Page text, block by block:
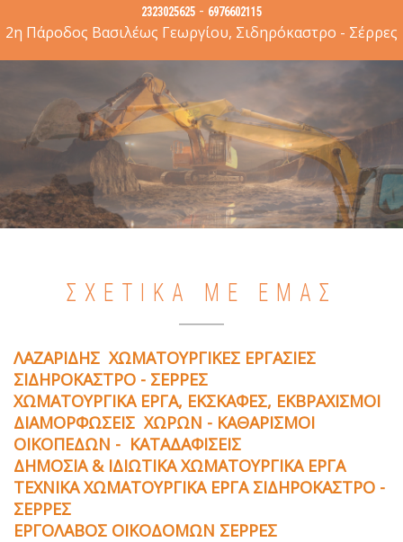
2323025625 - 6976602115
2η Πάροδος Βασιλέως Γεωργίου, Σιδηρόκαστρο - Σέρρες
ΣΧΕΤΙΚΑ ΜΕ ΕΜΑΣ
ΛΑΖΑΡΙΔΗΣ ΧΩΜΑΤΟΥΡΓΙΚΕΣ ΕΡΓΑΣΙΕΣ
ΣΙΔΗΡΟΚΑΣΤΡΟ - ΣΕΡΡΕΣ
ΧΩΜΑΤΟΥΡΓΙΚΑ ΕΡΓΑ, ΕΚΣΚΑΦΕΣ, ΕΚΒΡΑΧΙΣΜΟΙ
ΔΙΑΜΟΡΦΩΣΕΙΣ ΧΩΡΩΝ - ΚΑΘΑΡΙΣΜΟΙ
ΟΙΚΟΠΕΔΩΝ - ΚΑΤΑΔΑΦΙΣΕΙΣ
ΔΗΜΟΣΙΑ & ΙΔΙΩΤΙΚΑ ΧΩΜΑΤΟΥΡΓΙΚΑ ΕΡΓΑ
ΤΕΧΝΙΚΑ ΧΩΜΑΤΟΥΡΓΙΚΑ ΕΡΓΑ ΣΙΔΗΡΟΚΑΣΤΡΟ -
ΣΕΡΡΕΣ
ΕΡΓΟΛΑΒΟΣ ΟΙΚΟΔΟΜΩΝ ΣΕΡΡΕΣ